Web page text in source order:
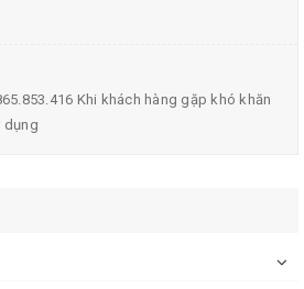
Khi khách hàng gặp khó khăn
dụng